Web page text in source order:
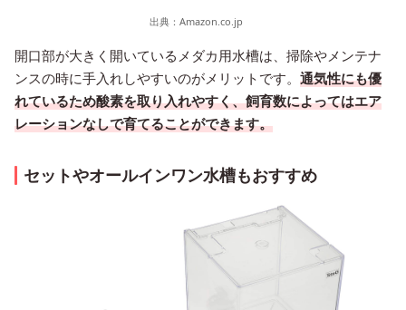
出典： Amazon.co.jp
開口部が大きく開いているメダカ用水槽は、掃除やメンテナ
ンスの時に手入れしやすいのがメリットです。 通気性にも優
れているため酸素を取り入れやすく、飼育数によってはエア
レーションなしで育てることができます。
セットやオールインワン水槽もおすすめ